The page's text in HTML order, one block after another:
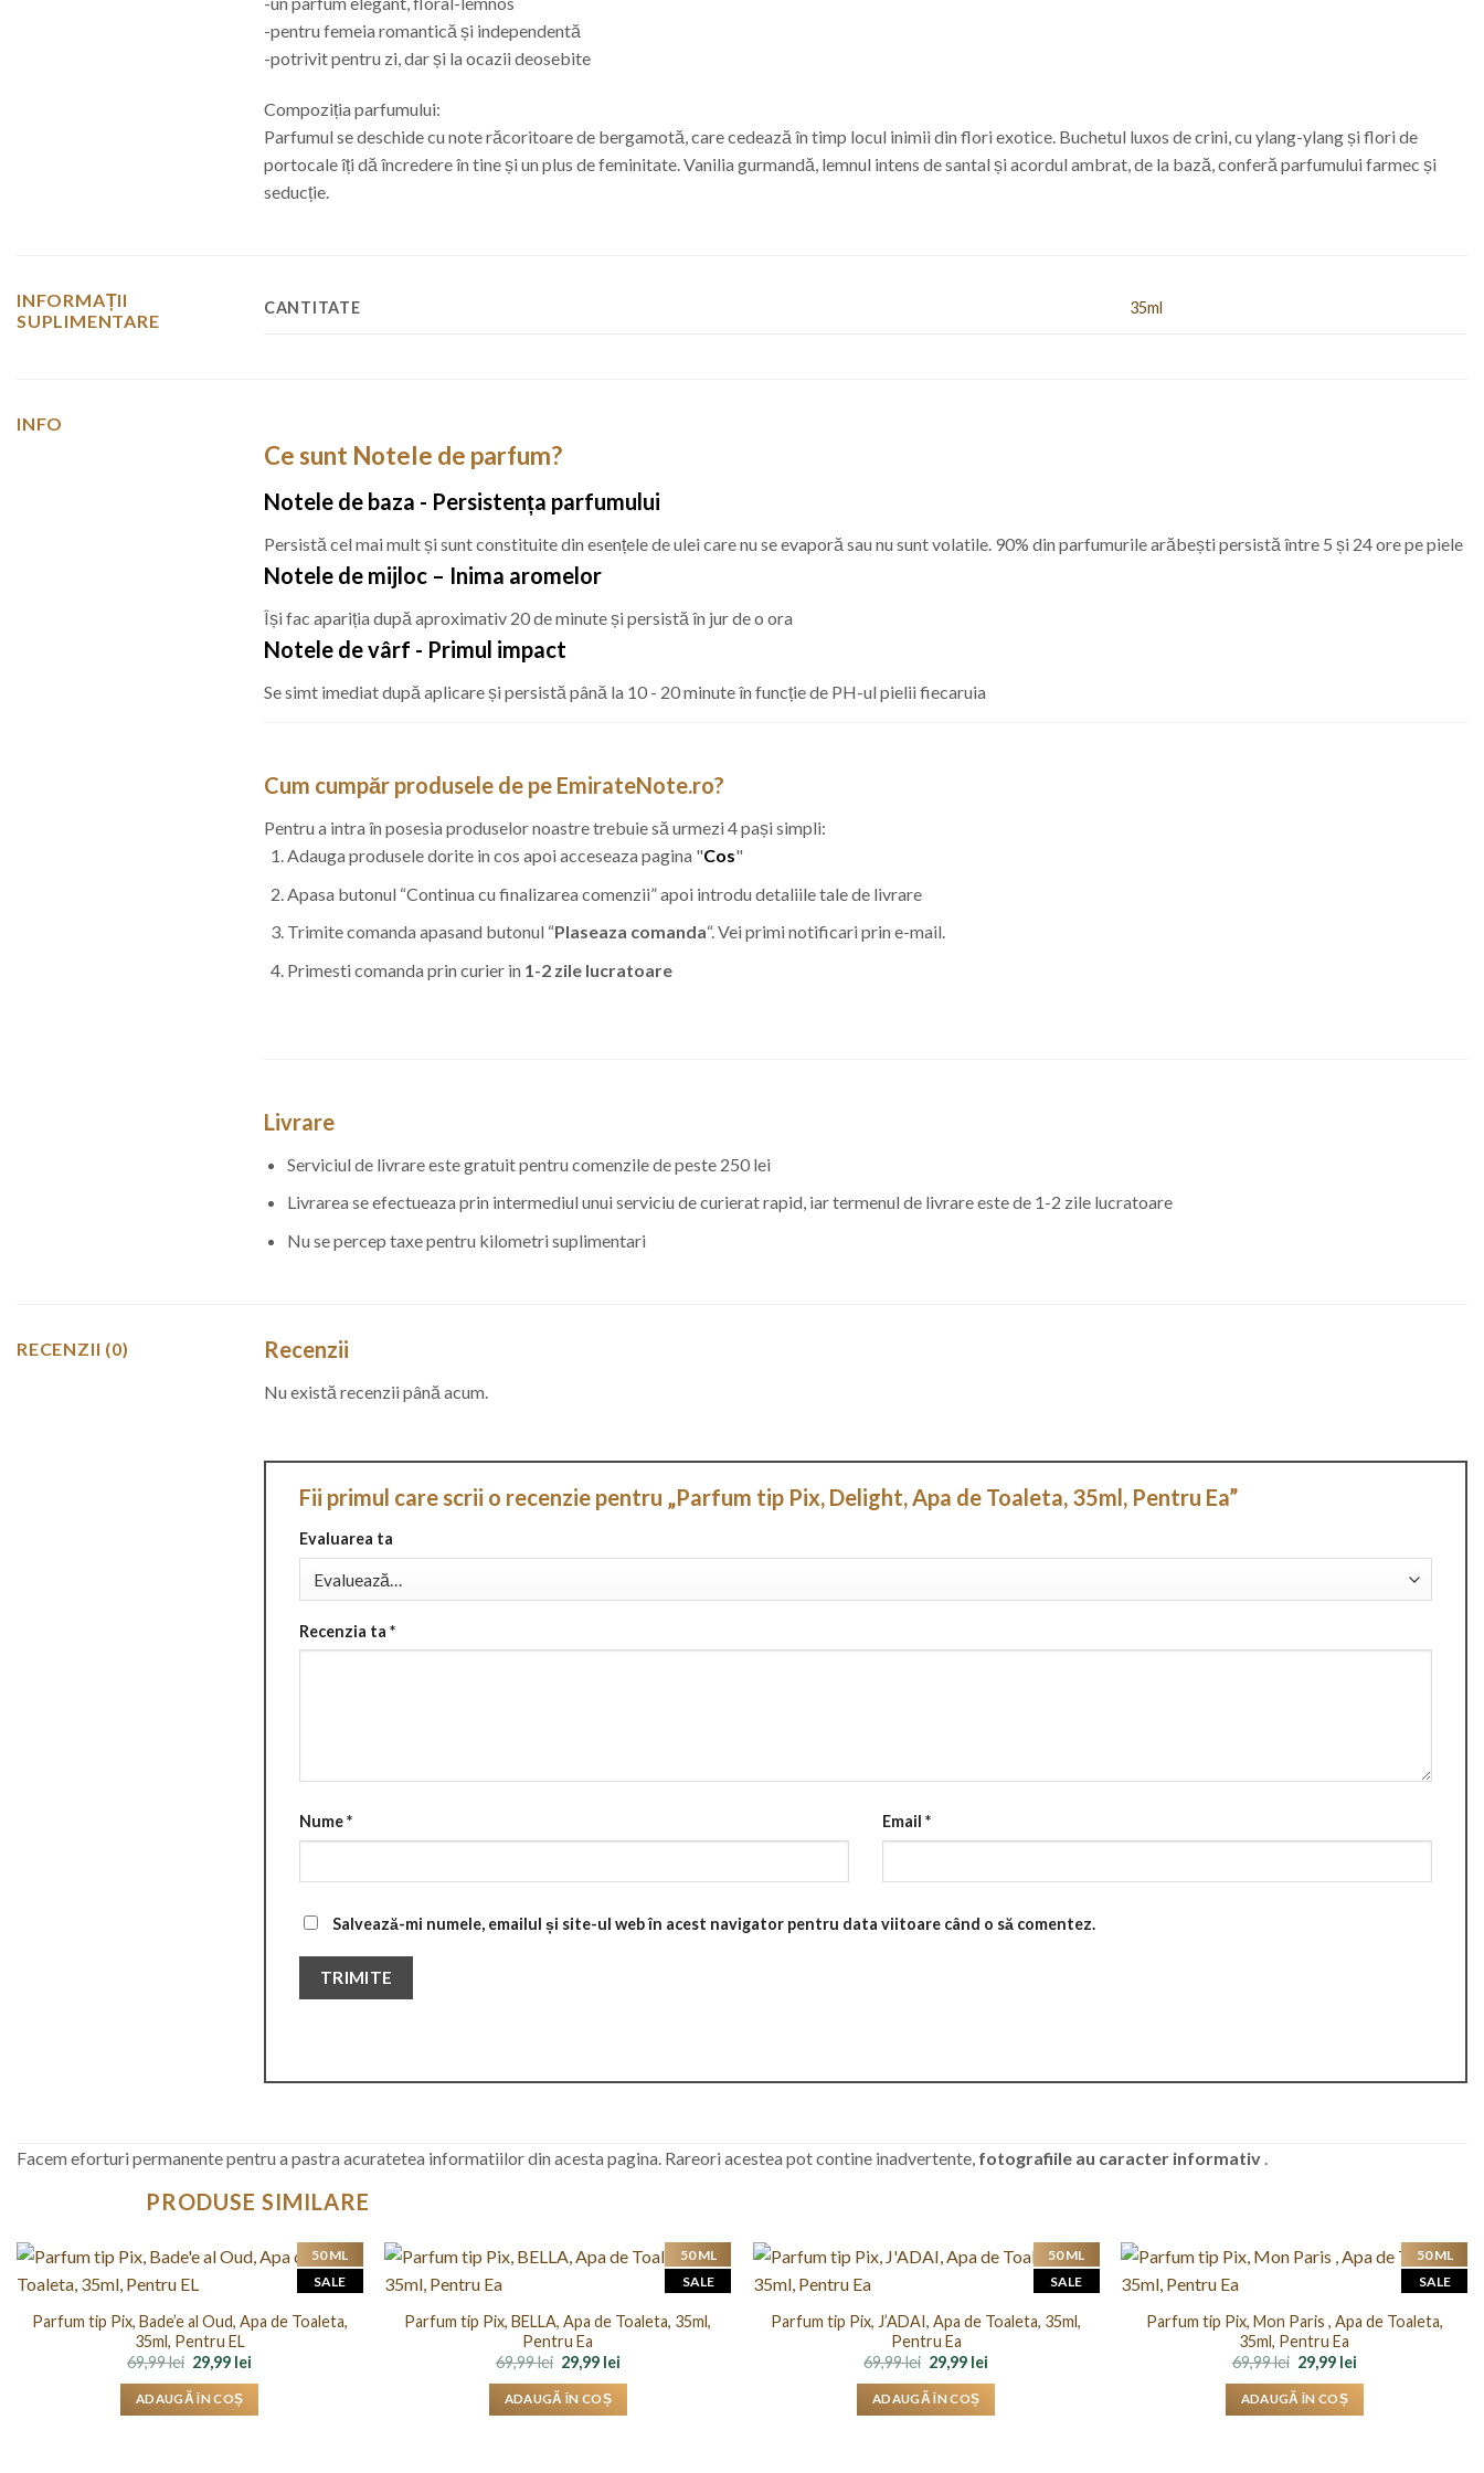
-pentru femeia romantică și independentă
-potrivit pentru zi, dar și la ocazii deosebite
Compoziția parfumului:
Parfumul se deschide cu note răcoritoare de bergamotă, care cedează în timp locul inimii din flori exotice. Buchetul luxos de crini, cu ylang-ylang și flori de
portocale îți dă încredere în tine și un plus de feminitate. Vanilia gurmandă, lemnul intens de santal și acordul ambrat, de la bază, conferă parfumului farmec și
seducție.
INFORMAȚII
SUPLIMENTARE
CANTITATE 35ml
INFO
Ce sunt Notele de parfum?
Notele de baza - Persistența parfumului
Persistă cel mai mult și sunt constituite din esențele de ulei care nu se evaporă sau nu sunt volatile. 90% din parfumurile arăbești persistă între 5 și 24 ore pe piele
Notele de mijloc – Inima aromelor
Își fac apariția după aproximativ 20 de minute și persistă în jur de o ora
Notele de vârf - Primul impact
Se simt imediat după aplicare și persistă până la 10 - 20 minute în funcție de PH-ul pielii fiecaruia
Cum cumpăr produsele de pe EmirateNote.ro?
Pentru a intra în posesia produselor noastre trebuie să urmezi 4 pași simpli:
Adauga produsele dorite in cos apoi acceseaza pagina "Cos"
Apasa butonul “Continua cu finalizarea comenzii” apoi introdu detaliile tale de livrare
Trimite comanda apasand butonul “Plaseaza comanda“. Vei primi notificari prin e-mail.
Primesti comanda prin curier in 1-2 zile lucratoare
Livrare
Serviciul de livrare este gratuit pentru comenzile de peste 250 lei
Livrarea se efectueaza prin intermediul unui serviciu de curierat rapid, iar termenul de livrare este de 1-2 zile lucratoare
Nu se percep taxe pentru kilometri suplimentari
RECENZII (0) Recenzii
Nu există recenzii până acum.
Fii primul care scrii o recenzie pentru „Parfum tip Pix, Delight, Apa de Toaleta, 35ml, Pentru Ea”
Evaluarea ta
Recenzia ta *
Nume* Email *
Salvează-mi numele, emailul și site-ul web în acest navigator pentru data viitoare când o să comentez.
Facem eforturi permanente pentru a pastra acuratetea informatiilor din acesta pagina. Rareori acestea pot contine inadvertente, fotografiile au caracter informativ .
PRODUSE SIMILARE
Parfum tip Pix, Bade’e al Oud, Apa de Toaleta,
35ml, Pentru EL
69,99lei Prețul
a
fost:
29,99 lei
ADAUGĂ ÎN COȘ
50 ML
SALE
Parfum tip Pix, BELLA, Apa de Toaleta, 35ml,
Pentru Ea
69,99lei Prețul
a
fost:
29,99 leiPrețul
ADAUGĂ ÎN COȘ
50 ML
SALE
Parfum tip Pix, J’ADAI, Apa de Toaleta, 35ml,
Pentru Ea
69,99lei Prețul
a
fost:
29,99 lei
ADAUGĂ ÎN COȘ
50 ML
SALE
Parfum tip Pix, Mon Paris , Apa de Toaleta,
35ml, Pentru Ea
69,99lei Prețul
a
fost:
29,99 leiPrețul
ADAUGĂ ÎN COȘ
50 ML
SALE